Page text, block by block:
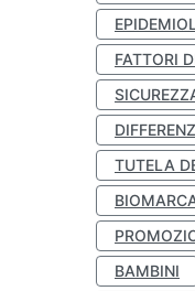
FATTORI
TUTELA
BAMBINI